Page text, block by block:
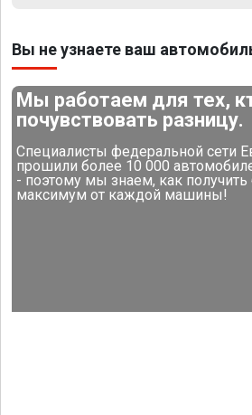
Вы не узнаете ваш
Мы работаем для тех,
почувствовать разницу.
Специалисты федеральной сети
прошили более 10 000
- поэтому мы знаем, как
максимум от каждой машины!